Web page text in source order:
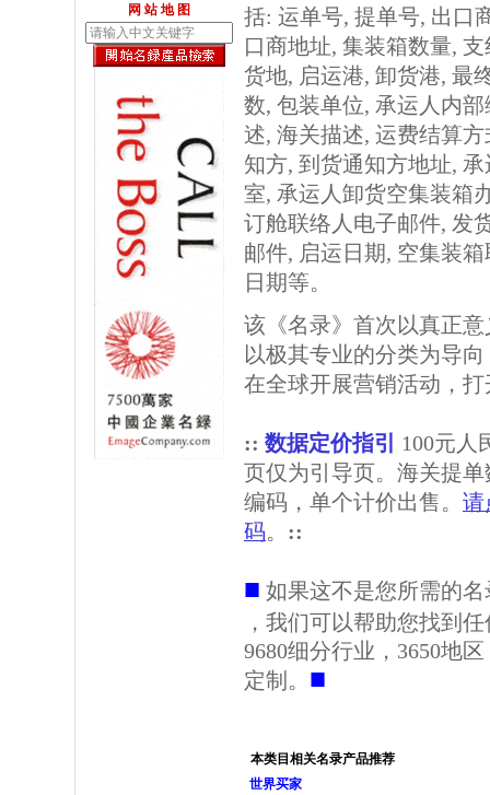
网 站 地 图
括: 运单号, 提单号, 出口
口商地址, 集装箱数量,
货地, 启运港, 卸货港, 最
数, 包装单位, 承运人内
述, 海关描述, 运费结算
知方, 到货通知方地址,
室, 承运人卸货空集装箱
订舱联络人电子邮件, 发
邮件, 启运日期, 空集装
日期等。
该《名录》首次以真正
以极其专业的分类为导
在全球开展营销活动，
:: 数据定价指引
100元人
页仅为引导页。海关提
编码，单个计价出售。 请
码。 ::
■ 如果这不是您所需的
，我们可以帮助您找到
9680细分行业，3650地
定制。 ■
本类目相关名录产品推荐
世界买家